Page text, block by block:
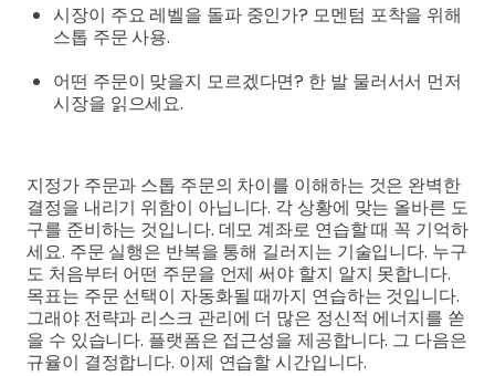
시장이 주요 레벨을 돌파 중인가? 모멘텀 포착을 위해
스톱 주문 사용.
어떤 주문이 맞을지 모르겠다면? 한 발 물러서서 먼저
시장을 읽으세요.
지정가 주문과 스톱 주문의 차이를 이해하는 것은 완벽한
결정을 내리기 위함이 아닙니다. 각 상황에 맞는 올바른 도
구를 준비하는 것입니다. 데모 계좌로 연습할 때 꼭 기억하
세요. 주문 실행은 반복을 통해 길러지는 기술입니다. 누구
도 처음부터 어떤 주문을 언제 써야 할지 알지 못합니다.
목표는 주문 선택이 자동화될 때까지 연습하는 것입니다.
그래야 전략과 리스크 관리에 더 많은 정신적 에너지를 쏟
을 수 있습니다. 플랫폼은 접근성을 제공합니다. 그 다음은
규율이 결정합니다. 이제 연습할 시간입니다.